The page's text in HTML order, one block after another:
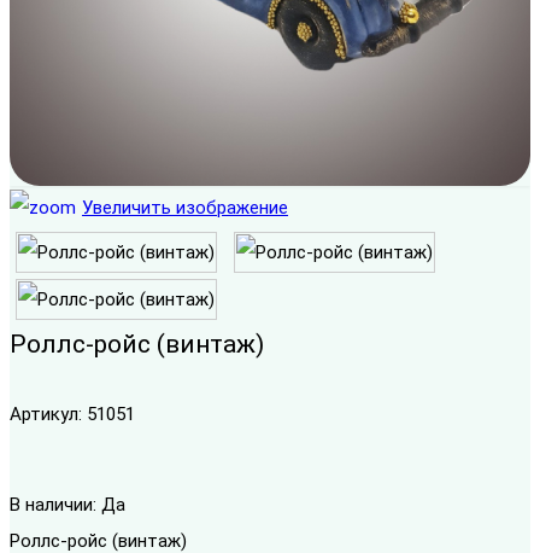
Увеличить изображение
Роллс-ройс (винтаж)
Артикул: 51051
В наличии: Да
Роллс-ройс (винтаж)